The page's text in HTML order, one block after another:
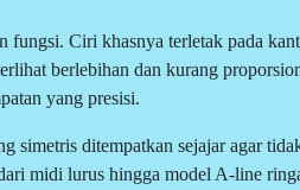
Ciri khasnya terletak pada
berlebihan dan kurang
yang presisi.
simetris ditempatkan sejajar agar
midi lurus hingga model A-line